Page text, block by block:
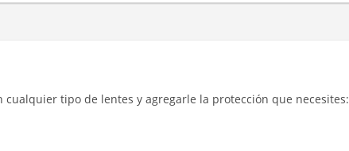
tipo de lentes y agregarle la protección que necesites: